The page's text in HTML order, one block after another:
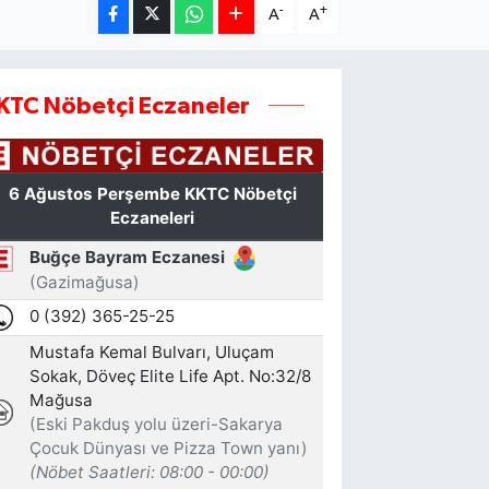
A- A+
Nöbetçi Eczaneler